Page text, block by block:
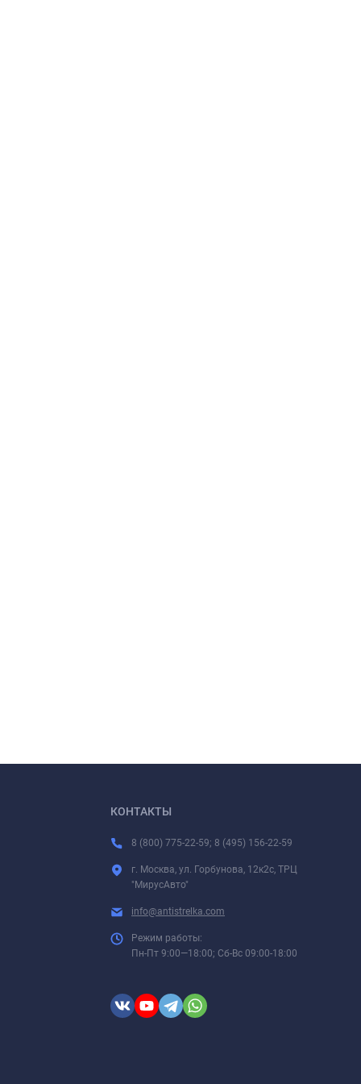
КОНТАКТЫ
8 (800) 775-22-59; 8 (495) 156-22-59
г. Москва, ул. Горбунова, 12к2с, ТРЦ
"МирусАвто"
info@antistrelka.com
Режим работы:
Пн-Пт 9:00—18:00; Сб-Вс 09:00-18:00